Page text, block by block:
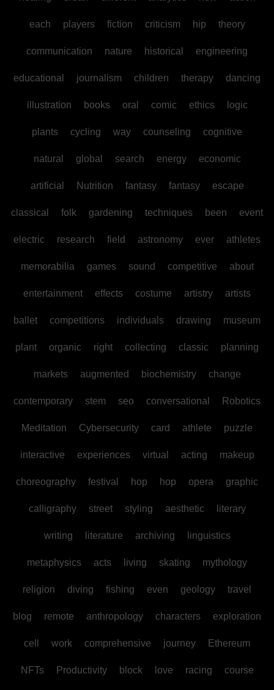
each players fiction criticism hip theory
communication nature historical engineering
educational journalism children therapy dancing
illustration books oral comic ethics logic
plants cycling way counseling cognitive
natural global search energy economic
artificial Nutrition fantasy fantasy escape
classical folk gardening techniques been event
electric research field astronomy ever athletes
memorabilia games sound competitive about
entertainment effects costume artistry artists
ballet competitions individuals drawing museum
plant organic right collecting classic planning
markets augmented biochemistry change
contemporary stem seo conversational Robotics
Meditation Cybersecurity card athlete puzzle
interactive experiences virtual acting makeup
choreography festival hop hop opera graphic
calligraphy street styling aesthetic literary
writing literature archiving linguistics
metaphysics acts living skating mythology
religion diving fishing even geology travel
blog remote anthropology characters exploration
cell work comprehensive journey Ethereum
NFTs Productivity block love racing course